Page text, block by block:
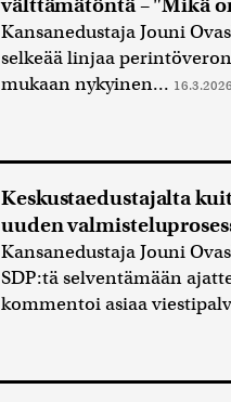
välttämätöntä – "Mikä
Kansanedustaja Jouni
selkeää linjaa
mukaan nykyinen...
Keskustaedustajalta
uuden
Kansanedustaja Jouni
SDP:tä selventämään
kommentoi asiaa